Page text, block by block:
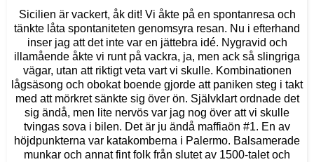
Sicilien är vackert, åk dit! Vi åkte på en spontanresa och
tänkte låta spontaniteten genomsyra resan. Nu i efterhand
inser jag att det inte var en jättebra idé. Nygravid och
illamående åkte vi runt på vackra, ja, men ack så slingriga
vägar, utan att riktigt veta vart vi skulle. Kombinationen
lågsäsong och obokat boende gjorde att paniken steg i takt
med att mörkret sänkte sig över ön. Självklart ordnade det
sig ändå, men lite nervös var jag nog över att vi skulle
tvingas sova i bilen. Det är ju ändå maffiaön #1. En av
höjdpunkterna var katakomberna i Palermo. Balsamerade
munkar och annat fint folk från slutet av 1500-talet och